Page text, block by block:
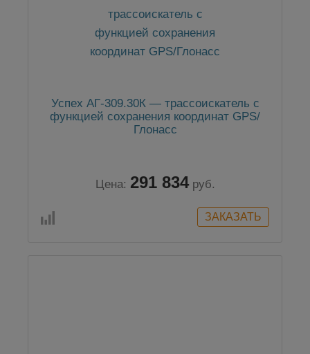
Успех АГ-309.30К — трассоискатель с
функцией сохранения координат GPS/
Глонасс
Цена: 291 834 руб.